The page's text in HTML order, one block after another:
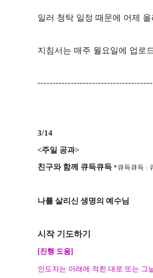
일러 청탁 일정 때문에 어제
지침서는 매주 월요일에 업로
3/14
<주일 공과>
친구와 함께 큐득큐득 *큐득큐득 :
나를 살리신 생명의 예수님
시작 기도하기
[진행 도움]
인도자는 아래에 적힌 대로 또는 그